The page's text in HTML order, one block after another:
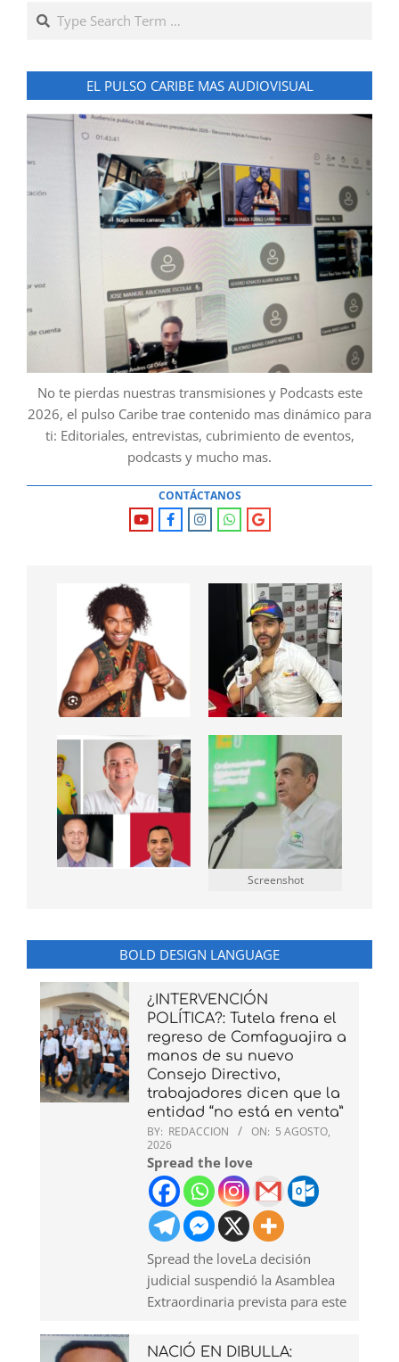
Search
EL PULSO CARIBE MAS AUDIOVISUAL
No te pierdas nuestras transmisiones y Podcasts este
2026, el pulso Caribe trae contenido mas dinámico para
ti: Editoriales, entrevistas, cubrimiento de eventos,
podcasts y mucho mas.
CONTÁCTANOS
Screenshot
BOLD DESIGN LANGUAGE
¿INTERVENCIÓN
POLÍTICA?: Tutela frena el
regreso de Comfaguajira a
manos de su nuevo
Consejo Directivo,
trabajadores dicen que la
entidad “no está en venta”
BY: REDACCION ON: 5 AGOSTO,
2026
Spread the love
Spread the loveLa decisión
judicial suspendió la Asamblea
Extraordinaria prevista para este
NACIÓ EN DIBULLA: